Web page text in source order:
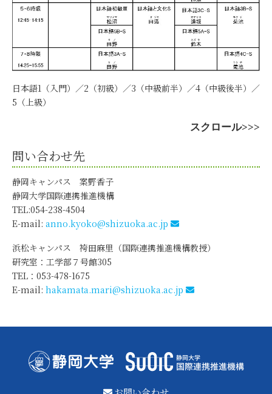
日本語1（入門）／2（初級）／3（中級前半）／4（中級後半）／
5（上級）
問い合わせ先
静岡キャンパス 案野香子
静岡大学国際連携推進機構
TEL:054-238-4504
E-mail: anno.kyoko@shizuoka.ac.jp
浜松キャンパス 袴田麻里（国際連携推進機構教授）
研究室：工学部７号館305
TEL：053-478-1675
E-mail: hakamata.mari@shizuoka.ac.jp